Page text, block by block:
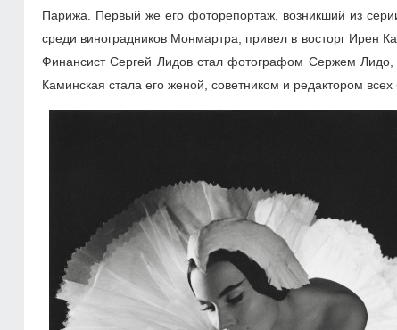
Парижа. Первый же его фоторепортаж, возникший из
среди виноградников Монмартра, привел в восторг Ирен
Финансист Сергей Лидов стал фотографом Сержем
Каминская стала его женой, советником и редактором